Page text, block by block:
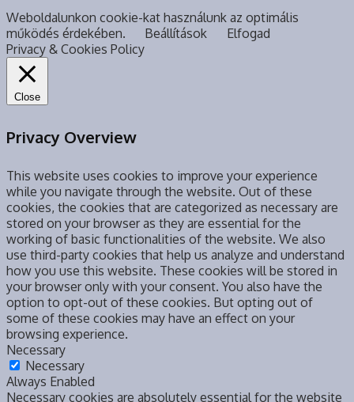
Weboldalunkon cookie-kat használunk az optimális
működés érdekében.
Beállítások
Elfogad
Privacy & Cookies Policy
Close
Privacy Overview
This website uses cookies to improve your experience
while you navigate through the website. Out of these
cookies, the cookies that are categorized as necessary are
stored on your browser as they are essential for the
working of basic functionalities of the website. We also
use third-party cookies that help us analyze and understand
how you use this website. These cookies will be stored in
your browser only with your consent. You also have the
option to opt-out of these cookies. But opting out of
some of these cookies may have an effect on your
browsing experience.
Necessary
Necessary
Always Enabled
Necessary cookies are absolutely essential for the website